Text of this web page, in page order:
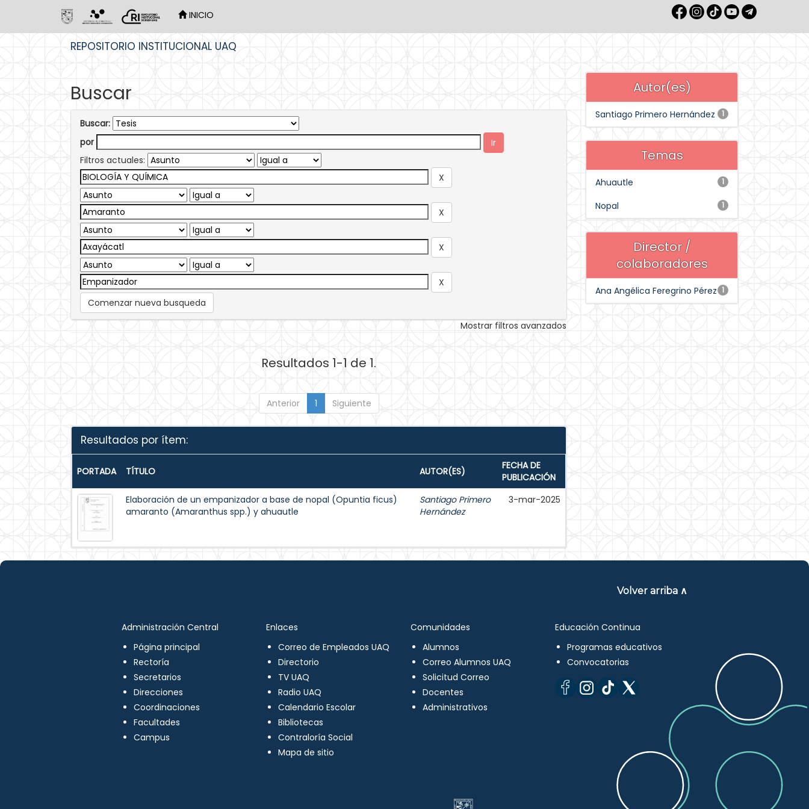
INICIO
REPOSITORIO INSTITUCIONAL UAQ
Buscar
Buscar:
por
Filtros actuales:
Comenzar nueva busqueda
Mostrar filtros avanzados
Resultados 1-1 de 1.
Anterior 1 Siguiente
Resultados por ítem:
PORTADA TÍTULO AUTOR(ES)
FECHA DE
PUBLICACIÓN
Elaboración de un empanizador a base de nopal (Opuntia ficus)
amaranto (Amaranthus spp.) y ahuautle
Santiago Primero
Hernández
3-mar-2025
Autor(es)
1
Santiago Primero Hernández
Temas
1
Ahuautle
1
Nopal
Director /
colaboradores
1
Ana Angélica Feregrino Pérez
Volver arriba ∧
Administración Central
Página principal
Rectoría
Secretarios
Direcciones
Coordinaciones
Facultades
Campus
Enlaces
Correo de Empleados UAQ
Directorio
TV UAQ
Radio UAQ
Calendario Escolar
Bibliotecas
Contraloría Social
Mapa de sitio
Comunidades
Alumnos
Correo Alumnos UAQ
Solicitud Correo
Docentes
Administrativos
Educación Continua
Programas educativos
Convocatorias